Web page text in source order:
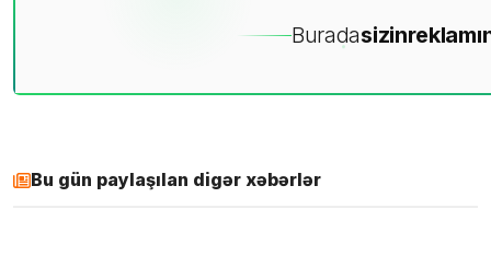
Buradasizin
Bu gün paylaşılan digər xəbərlər